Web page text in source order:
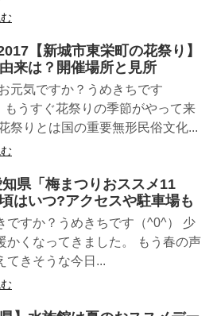
【新城市東栄町の花祭り】
来は？開催場所と見所
元気ですか？うめきちです
もうすぐ花祭りの季節がやって来
祭りとは国の重要無形民俗文化...
県「梅まつりおススメ11
はいつ?アクセスや駐車場も
ですか？うめきちです（^0^） 少
かくなってきました。 もう春の声
てきそうな今日...